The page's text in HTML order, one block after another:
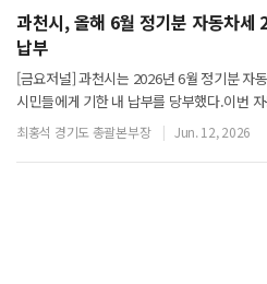
과천시, 올해 6월 정기분 자동차
납부
[금요저널] 과천시는 2026년 6월 정기분 자
시민들에게 기한 내 납부를 당부했다.이번
차량 1만 7천여 대를 대상으로 부과됐다.자동
소유자에게 매년 6월과 12월 정기적
최홍석 경기도 총괄본부장 Jun. 12, 2026